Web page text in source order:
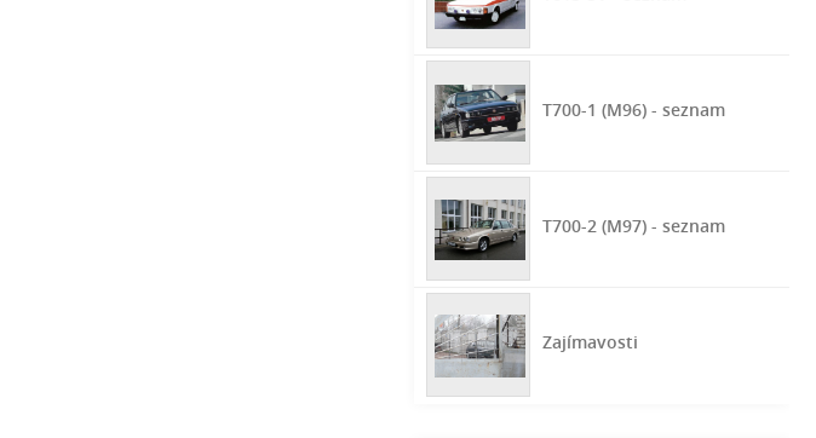
T700-1 (M96) - seznam
T700-2 (M97) - seznam
Zajímavosti